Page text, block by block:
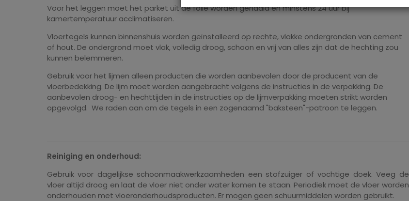
Voor het leggen moet het parket uit de folie worden gehaald en minstens 24 uur bij
kamertemperatuur acclimatiseren.
Vloertegels kunnen binnenshuis worden geïnstalleerd op rechte, vlakke ondergronden van cement
of hout. De ondergrond moet vlak, volledig droog, schoon en vrij van alles zijn dat de hechting zou
kunnen belemmeren.
Gebruik voor het lijmen alleen producten die worden aanbevolen door de producent van de
vloerbedekking. De lijm moet worden aangebracht volgens de instructies in de verpakking. De
aanbevolen droog- en hechttijden in de instructies op de lijmverpakking moeten strikt worden
opgevolgd. We raden aan om de tegels in een zogenaamd "baksteen"-patroon te leggen.
Reiniging en onderhoud:
Gebruik voor dagelijkse schoonmaakwerkzaamheden een stofzuiger of vochtige doek. Veeg de
vloer altijd droog en laat de vloer niet onder water komen te staan. Periodiek moet de vloer worden
onderhouden met vloeronderhoudsproducten. Er mogen geen schuurmiddelen worden gebruikt.